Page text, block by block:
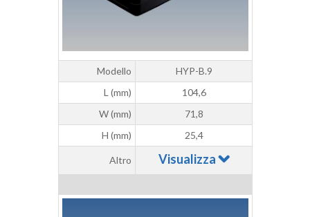
Modello
HYP-B.9
L (mm)
104,6
W (mm)
71,8
H (mm)
25,4
Altro Visualizza